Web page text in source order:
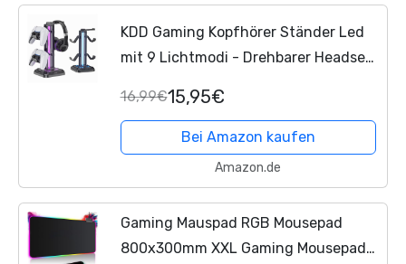
KDD Gaming Kopfhörer Ständer Led
mit 9 Lichtmodi - Drehbarer Headset
Controller Halterung - Headset
Ständer Gaming Zubehör...
16,99€15,95€
Bei Amazon kaufen
Amazon.de
Gaming Mauspad RGB Mousepad
800x300mm XXL Gaming Mousepad